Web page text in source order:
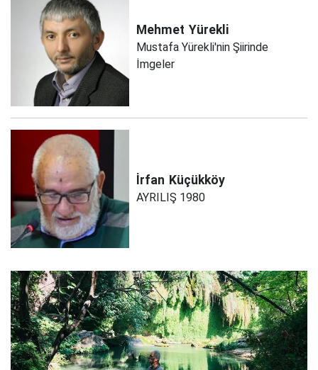
Mehmet Yürekli
Mustafa Yürekli'nin Şiirinde
İmgeler
İrfan Küçükköy
AYRILIŞ 1980